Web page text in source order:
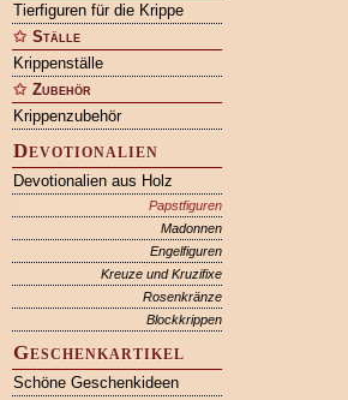
Tierfiguren für die Krippe
Ställe
Krippenställe
Zubehör
Krippenzubehör
Devotionalien
Devotionalien aus Holz
Papstfiguren
Madonnen
Engelfiguren
Kreuze und Kruzifixe
Rosenkränze
Blockkrippen
Geschenkartikel
Schöne Geschenkideen